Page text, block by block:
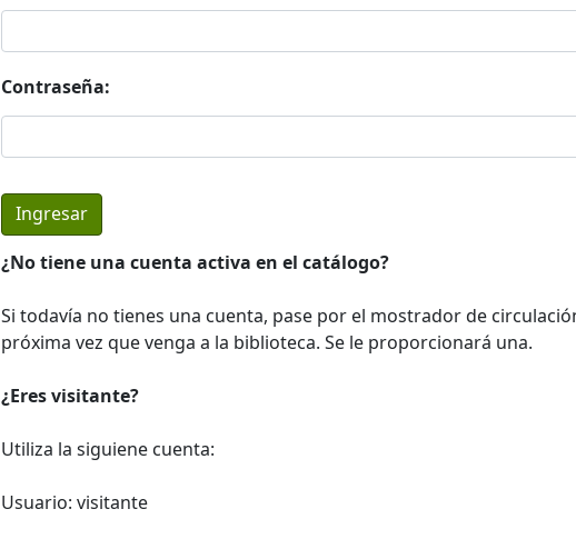
Contraseña:
¿No tiene una cuenta activa en el catálogo?
Si todavía no tienes una cuenta, pase por el mostrador de
próxima vez que venga a la biblioteca. Se le proporcionará una.
¿Eres visitante?
Utiliza la siguiene cuenta:
Usuario: visitante